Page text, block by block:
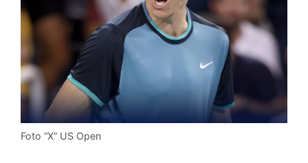
Foto “X” US Open